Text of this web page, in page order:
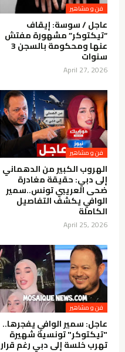
فن و مشاهير
عاجل / سوسة: إيقاف
“تيكتوكر” مشهورة مفتش
عنها ومحكومة بالسجن 3
سنوات
April 27, 2026
فن و مشاهير
الهروب الكبير من الدهماني
إلى دبي: حقيقة مغادرة
ضحى العريبي تونس..سمير
الوافي يكشف التفاصيل
الكاملة
April 25, 2026
فن و مشاهير
عاجل: سمير الوافي يفجرها..
"تيكتوكر" تونسية شهيرة
تهرب خلسة إلى دبي رغم قرار